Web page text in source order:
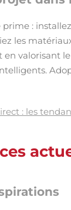
:
les
valorisant le
: les